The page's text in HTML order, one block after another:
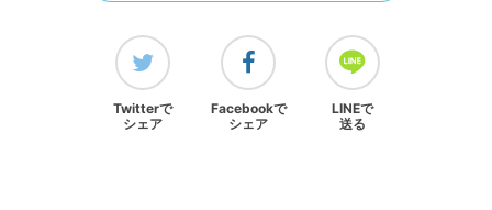
Twitterで
シェア
Facebookで
シェア
LINEで
送る